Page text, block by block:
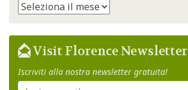
Archivi
Visit Florence Newsletter
Iscriviti alla nostra newsletter gratuita!